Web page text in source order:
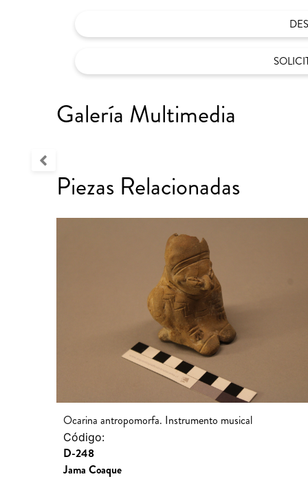
Galería Multimedia
Piezas Relacionadas
Ocarina antropomorfa. Instrumento musical
Código:
D-248
Jama Coaque